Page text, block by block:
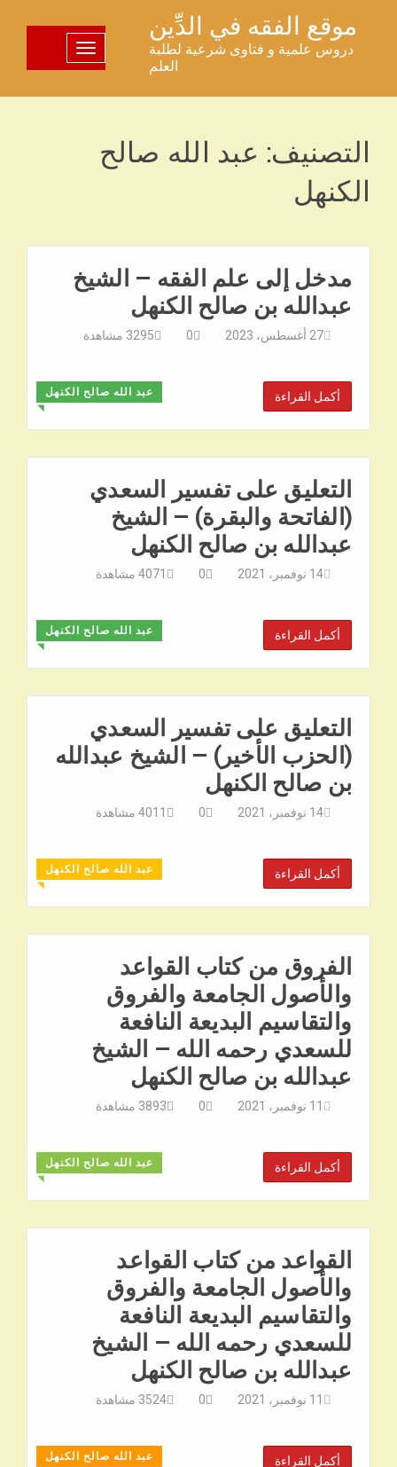
المحتوى
موقع الفقه في الدِّين
دروس علمية و فتاوى شرعية لطلبة
العلم
تبديل اللوحة
التصنيف: عبد الله صالح
الكنهل
مدخل إلى علم الفقه – الشيخ
عبدالله بن صالح الكنهل
27 أغسطس، 2023 0
3295 مشاهدة
عبد الله صالح الكنهل
◥
أكمل القراءة
التعليق على تفسير السعدي
(الفاتحة والبقرة) – الشيخ
عبدالله بن صالح الكنهل
14 نوفمبر، 2021 0
4071 مشاهدة
عبد الله صالح الكنهل
◥
أكمل القراءة
التعليق على تفسير السعدي
(الحزب الأخير) – الشيخ عبدالله
بن صالح الكنهل
14 نوفمبر، 2021 0
4011 مشاهدة
عبد الله صالح الكنهل
◥
أكمل القراءة
الفروق من كتاب القواعد
والأصول الجامعة والفروق
والتقاسيم البديعة النافعة
للسعدي رحمه الله – الشيخ
عبدالله بن صالح الكنهل
11 نوفمبر، 2021 0
3893 مشاهدة
عبد الله صالح الكنهل
◥
أكمل القراءة
القواعد من كتاب القواعد
والأصول الجامعة والفروق
والتقاسيم البديعة النافعة
للسعدي رحمه الله – الشيخ
عبدالله بن صالح الكنهل
11 نوفمبر، 2021 0
3524 مشاهدة
عبد الله صالح الكنهل أكمل القراءة